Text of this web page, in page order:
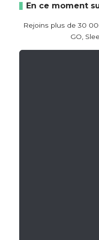
En ce moment
Rejoins plus de 30
GO,